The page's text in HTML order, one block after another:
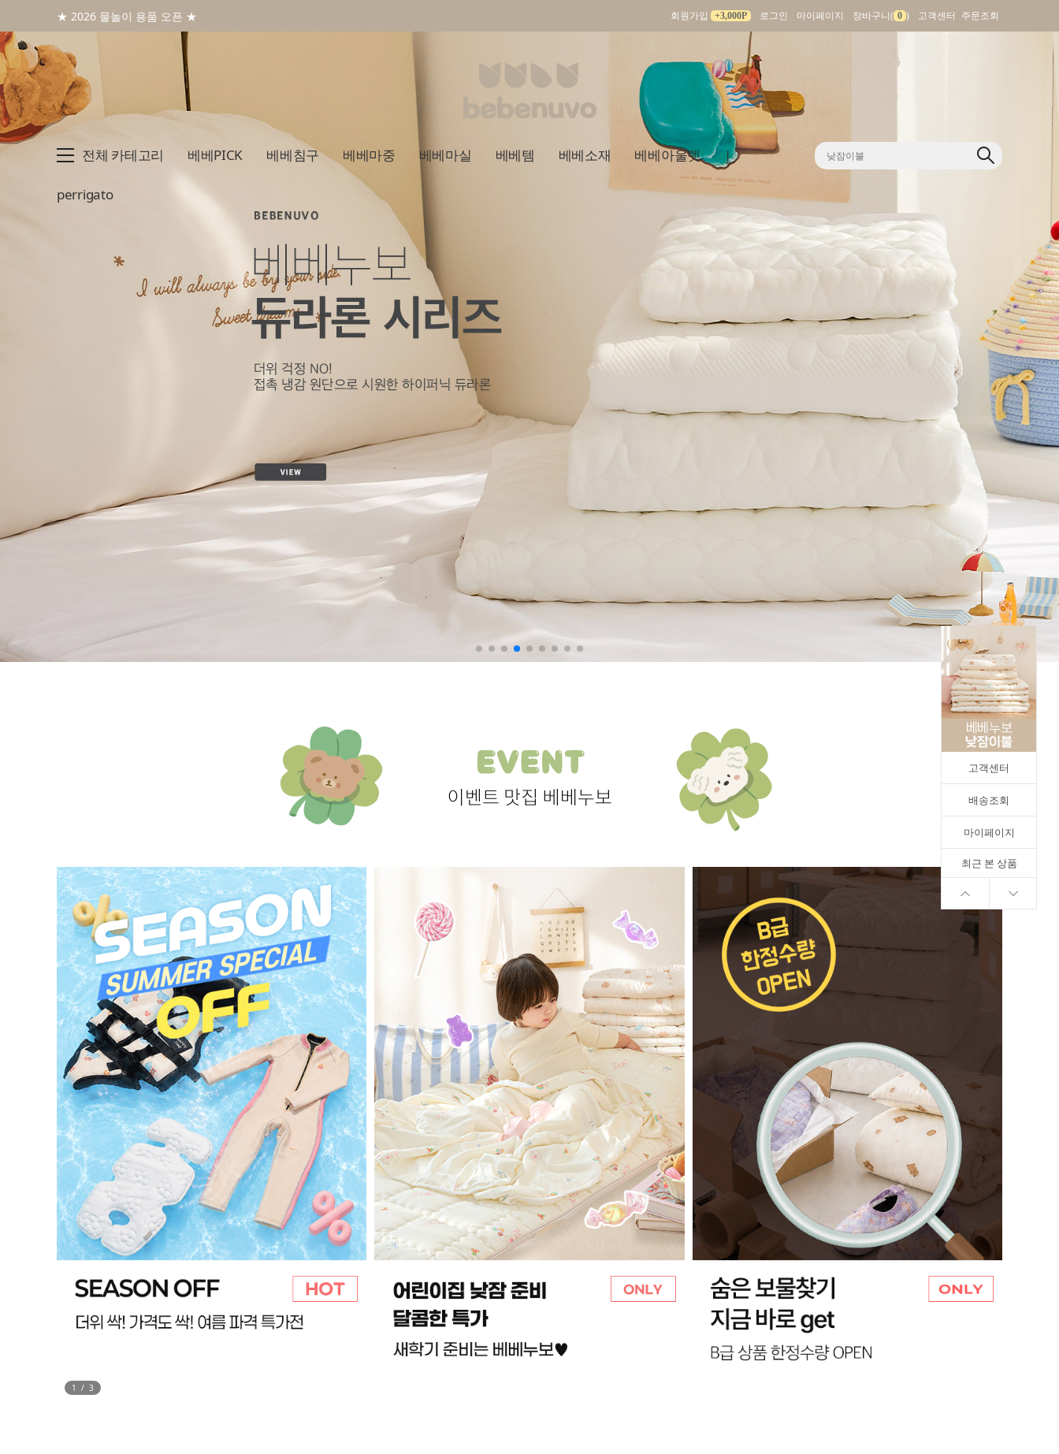
★ 2026 물놀이 용품 오픈 ★ 회원가입 +3,000P 로그인 마이페이지 장바구니( 0 ) 고객센터 주문조회
전체 카테고리 베베PICK 베베침구 베베마중 베베마실 베베템 베베소재 베베아울렛 |
perrigato
고객센터
배송조회
마이페이지
최근 본 상품
2 / 3